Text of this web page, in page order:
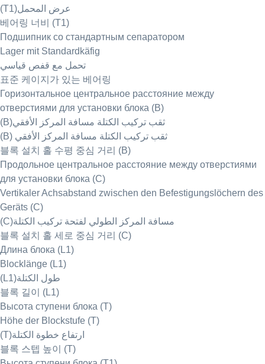
(T1)عرض المحمل
베어링 너비 (T1)
Подшипник со стандартным сепаратором
Lager mit Standardkäfig
تحمل مع قفص قياسي
표준 케이지가 있는 베어링
Горизонтальное центральное расстояние между
отверстиями для установки блока (B)
(B)ثقب تركيب الكتلة مسافة المركز الأفقي
(B) ثقب تركيب الكتلة مسافة المركز الأفقي
블록 설치 홀 수평 중심 거리 (B)
Продольное центральное расстояние между отверстиями
для установки блока (C)
Vertikaler Achsabstand zwischen den Befestigungslöchern des
Geräts (C)
(C)مسافة المركز الطولي لفتحة تركيب الكتلة
블록 설치 홀 세로 중심 거리 (C)
Длина блока (L1)
Blocklänge (L1)
(L1)طول الكتلة
블록 길이 (L1)
Высота ступени блока (T)
Höhe der Blockstufe (T)
(T)ارتفاع خطوة الكتلة
블록 스텝 높이 (T)